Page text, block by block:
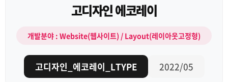
고디자인 에코레이
개발분야 : Website(웹사이트) / Layout(레이아웃고정형)
고디자인_에코레이_LTYPE 2022/05